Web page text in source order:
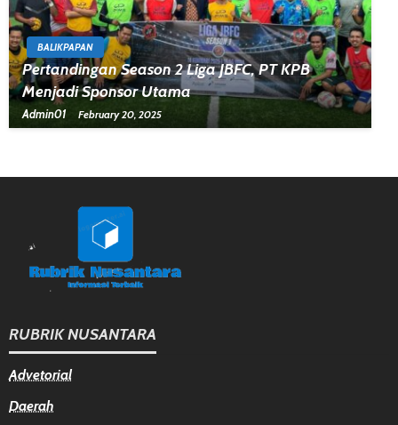
BALIKPAPAN
Pertandingan Season 2 Liga JBFC, PT KPB
Menjadi Sponsor Utama
Admin01 February 20, 2025
RUBRIK NUSANTARA
Advetorial
Daerah